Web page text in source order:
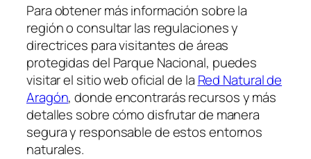
Para obtener más información sobre la
región o consultar las regulaciones y
directrices para visitantes de áreas
protegidas del Parque Nacional, puedes
visitar el sitio web oficial de la Red Natural de
Aragón, donde encontrarás recursos y más
detalles sobre cómo disfrutar de manera
segura y responsable de estos entornos
naturales.